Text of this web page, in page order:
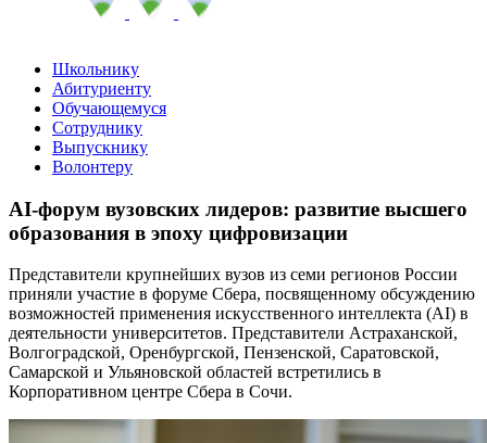
Школьнику
Абитуриенту
Обучающемуся
Сотруднику
Выпускнику
Волонтеру
AI-форум вузовских лидеров: развитие высшего
образования в эпоху цифровизации
Представители крупнейших вузов из семи регионов России
приняли участие в форуме Сбера, посвященному обсуждению
возможностей применения искусственного интеллекта (AI) в
деятельности университетов. Представители Астраханской,
Волгоградской, Оренбургской, Пензенской, Саратовской,
Самарской и Ульяновской областей встретились в
Корпоративном центре Сбера в Сочи.